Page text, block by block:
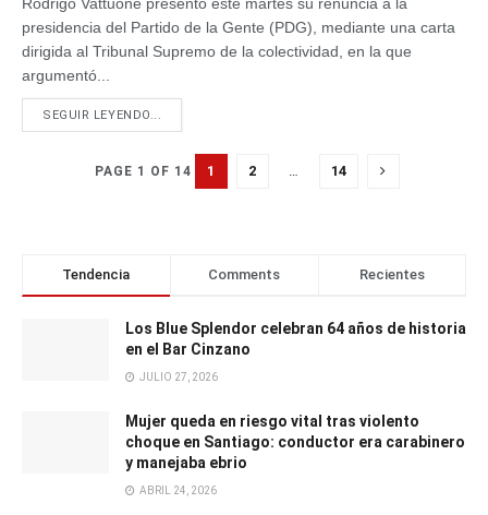
presidencia del Partido de la Gente (PDG), mediante una carta
dirigida al Tribunal Supremo de la colectividad, en la que
argumentó...
SEGUIR LEYENDO...
PAGE 1 OF 14 1 2 … 14
Tendencia Comments Recientes
Los Blue Splendor celebran 64 años de historia
en el Bar Cinzano
JULIO 27, 2026
Mujer queda en riesgo vital tras violento
choque en Santiago: conductor era carabinero
y manejaba ebrio
ABRIL 24, 2026